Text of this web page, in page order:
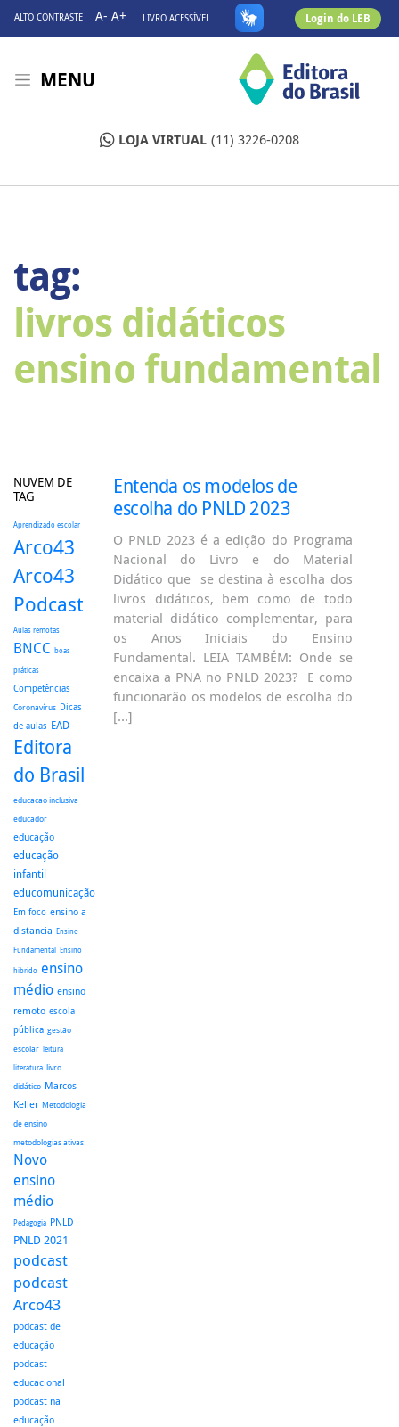
ALTO CONTRASTE A- A+ LIVRO ACESSÍVEL Login do LEB
MENU
LOJA VIRTUAL (11) 3226-0208
tag:
livros didáticos
ensino fundamental
NUVEM DE
TAG
Aprendizado escolar
Arco43
Arco43
Podcast
Aulas remotas
BNCC boas
práticas
Competências
Coronavírus Dicas
de aulas EAD
Editora
do Brasil
educacao inclusiva
educador
educação
educação
infantil
educomunicação
Em foco ensino a
distancia Ensino
Fundamental Ensino
hibrido ensino
médio ensino
remoto escola
pública gestão
escolar leitura
literatura livro
didático Marcos
Keller Metodologia
de ensino
metodologias ativas
Novo
ensino
médio
Pedagogia PNLD
PNLD 2021
podcast
podcast
Arco43
podcast de
educação
podcast
educacional
podcast na
educação
Entenda os modelos de
escolha do PNLD 2023
O PNLD 2023 é a edição do Programa
Nacional do Livro e do Material
Didático que se destina à escolha dos
livros didáticos, bem como de todo
material didático complementar, para
os Anos Iniciais do Ensino
Fundamental. LEIA TAMBÉM: Onde se
encaixa a PNA no PNLD 2023? E como
funcionarão os modelos de escolha do
[…]